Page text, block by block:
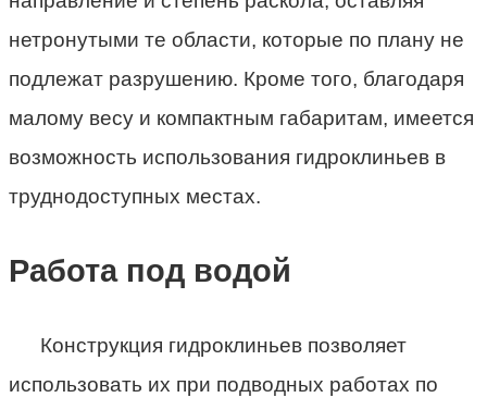
нетронутыми те области, которые по плану не
подлежат разрушению. Кроме того, благодаря
малому весу и компактным габаритам, имеется
возможность использования гидроклиньев в
труднодоступных местах.
Работа под водой
Конструкция гидроклиньев позволяет
использовать их при подводных работах по